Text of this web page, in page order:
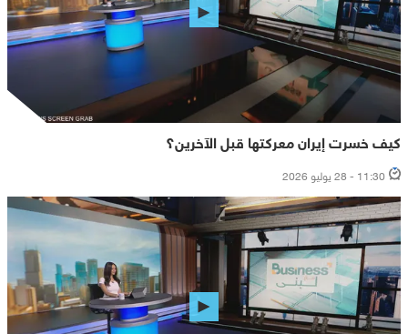
كيف خسرت إيران معركتها قبل الآخرين؟
11:30 - 28 يوليو 2026